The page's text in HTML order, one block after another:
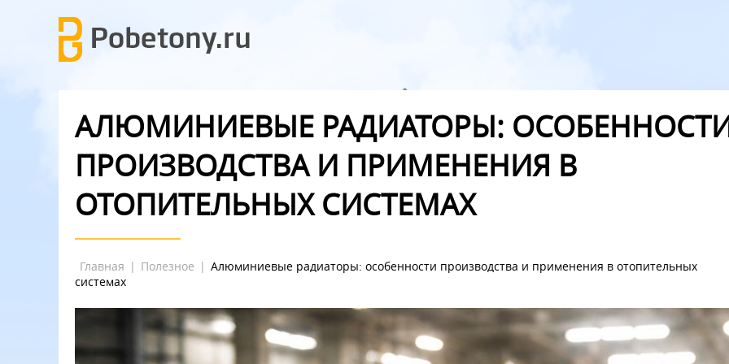
АЛЮМИНИЕВЫЕ РАДИАТОРЫ:
ПРОИЗВОДСТВА И ПРИМЕНЕНИЯ В
ОТОПИТЕЛЬНЫХ СИСТЕМАХ
Главная | Полезное | Алюминиевые радиаторы: особенности производства и применения в отопительных
системах